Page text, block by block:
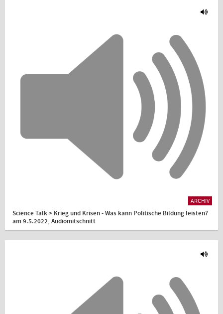
ARCHIV
Science Talk > Krieg und Krisen - Was kann Politische Bildung leisten?
am 9.5.2022, Audiomitschnitt